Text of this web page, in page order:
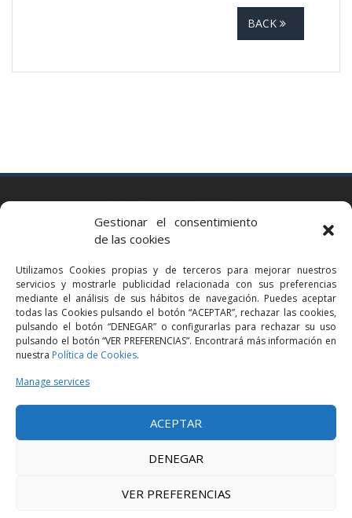
Gestionar el consentimiento
de las cookies
Utilizamos Cookies propias y de terceros para mejorar nuestros
servicios y mostrarle publicidad relacionada con sus preferencias
mediante el análisis de sus hábitos de navegación. Puedes aceptar
todas las Cookies pulsando el botón “ACEPTAR”, rechazar las cookies,
pulsando el botón “DENEGAR” o configurarlas para rechazar su uso
pulsando el botón “VER PREFERENCIAS”. Encontrará más información en
nuestra Política de Cookies.
Manage services
ACEPTAR
DENEGAR
VER PREFERENCIAS
BACK
Via Augusta 2 bis, 3º, 08006 Barcelona
bcn@bellavistalegal.eu
GRANOLLERS
C/ Sant Jaume, 16 1r, 08401 Granollers (Bcn)
+34 93 860 39 60
grn@bellavistalegal.eu
MADRID
C/ Serrano 114, 2º izq. 28006 Madrid.
+34 91 431 98 21 | +34 91 431 98 95
mad@bellavistalegal.eu
© 2016 Bellavista Legal - All rights reserved -Legal Notice